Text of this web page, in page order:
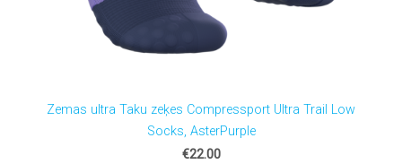
Zemas ultra Taku zeķes Compressport Ultra Trail Low
Socks, AsterPurple
€22.00